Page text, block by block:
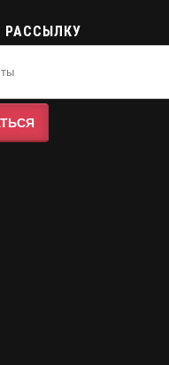
РАССЫЛКУ